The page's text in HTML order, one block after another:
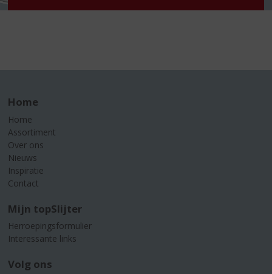
Home
Home
Assortiment
Over ons
Nieuws
Inspiratie
Contact
Mijn topSlijter
Herroepingsformulier
Interessante links
Volg ons